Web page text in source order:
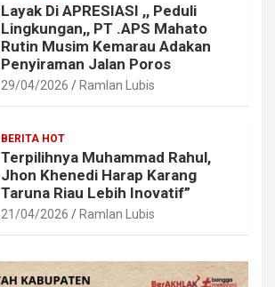
Layak Di APRESIASI ,, Peduli
Lingkungan,, PT .APS Mahato
Rutin Musim Kemarau Adakan
Penyiraman Jalan Poros
29/04/2026 Ramlan Lubis
BERITA HOT
Terpilihnya Muhammad Rahul,
Jhon Khenedi Harap Karang
Taruna Riau Lebih Inovatif”
21/04/2026 Ramlan Lubis